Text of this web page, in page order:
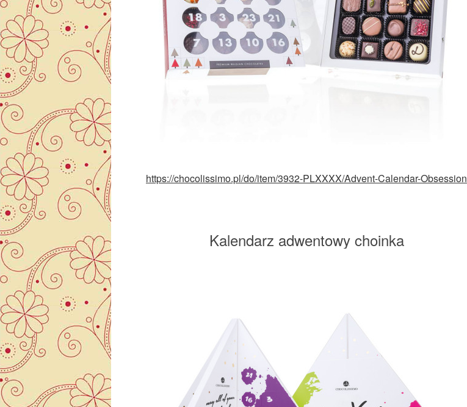
https://chocolissimo.pl/do/item/3932-PLXXXX/Advent-Calendar-Obsession
Kalendarz adwentowy choinka